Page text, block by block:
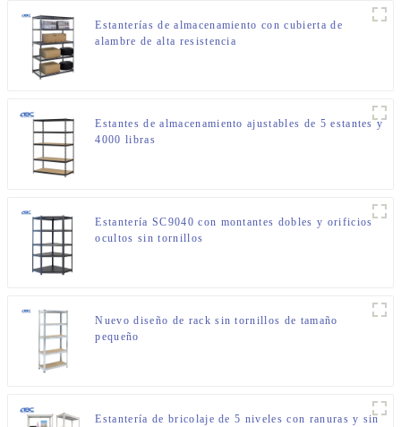
Estanterías de almacenamiento con cubierta de
alambre de alta resistencia
Estantes de almacenamiento ajustables de 5 estantes y
4000 libras
Estantería SC9040 con montantes dobles y orificios
ocultos sin tornillos
Nuevo diseño de rack sin tornillos de tamaño
pequeño
Estantería de bricolaje de 5 niveles con ranuras y sin